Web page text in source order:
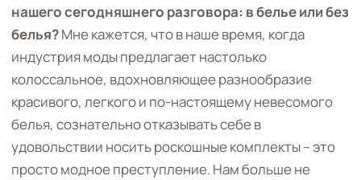
нашего сегодняшнего разговора: в белье или без
белья?Мне кажется, что в наше время, когда
индустрия моды предлагает настолько
колоссальное, вдохновляющее разнообразие
красивого, легкого и по-настоящему невесомого
белья, сознательно отказывать себе в
удовольствии носить роскошные комплекты – это
просто модное преступление. Нам больше не